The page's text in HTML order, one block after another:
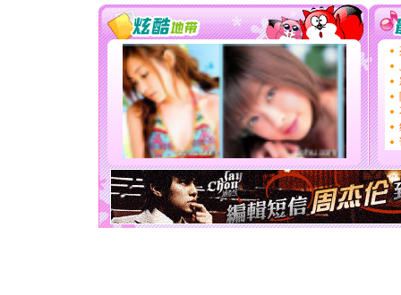
颜！冬去
道一声
[春节]传
片叶子
送你一
[圣诞节]
你太多
要平安
[圣诞节]
能正大
天都要快
[圣诞节]
如意,快
[元旦]看
断电。爱